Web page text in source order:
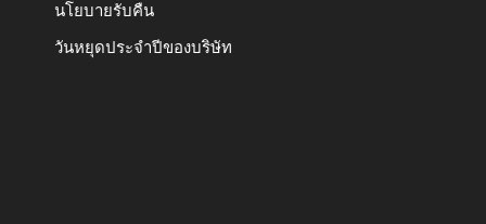
นโยบายรับคืน
วันหยุดประจำปีของบริษัท